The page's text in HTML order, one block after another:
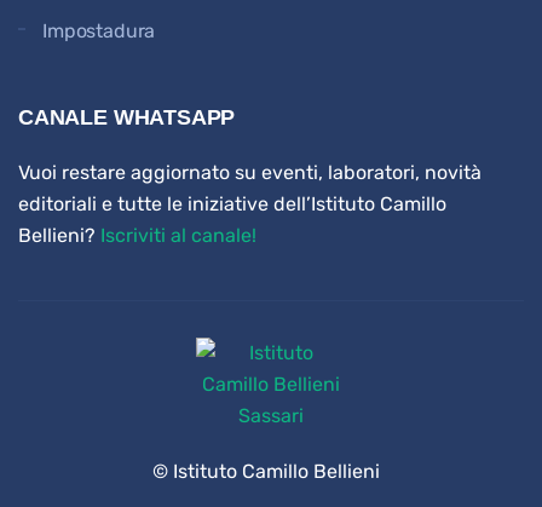
Impostadura
CANALE WHATSAPP
Vuoi restare aggiornato su eventi, laboratori, novità
editoriali e tutte le iniziative dell’Istituto Camillo
Bellieni? Iscriviti al canale!
© Istituto Camillo Bellieni